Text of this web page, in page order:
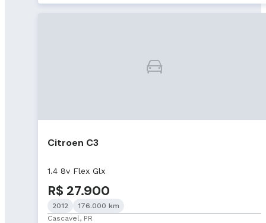
Citroen C3
1.4 8v Flex Glx
R$ 27.900
2012
176.000 km
Cascavel, PR